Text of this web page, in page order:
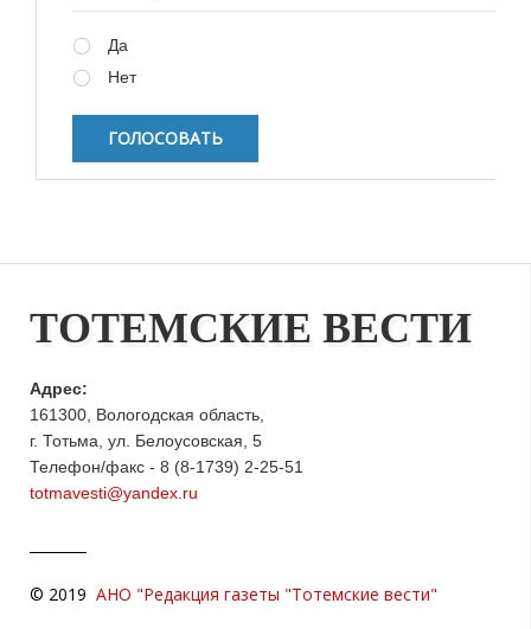
Да
Нет
ТОТЕМСКИЕ ВЕСТИ
Адрес:
161300, Вологодская область,
г. Тотьма, ул. Белоусовская, 5
Телефон/факс - 8 (8-1739) 2-25-51
totmavesti@yandex.ru
© 2019 АНО "Редакция газеты "Тотемские вести"